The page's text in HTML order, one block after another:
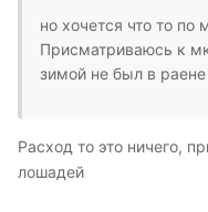
но хочется что то
Присматриваюсь к
зимой не был в раене
Расход то это ничего,
лошадей